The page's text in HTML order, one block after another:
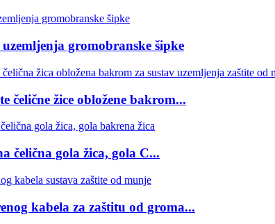
gromobranske šipke
čelične žice obložene bakrom...
čelična gola žica, gola C...
kabela za zaštitu od groma...